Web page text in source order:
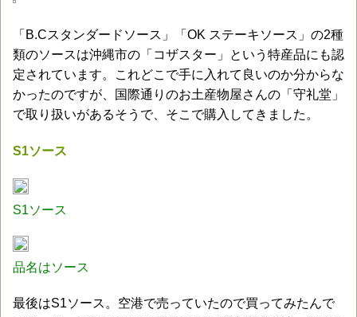
「B.Cスタンダードソース」「OK ステーキソース」の2種
類のソースは沖縄市の「コザスター」という特産品にも認
定されています。これどこで手に入れて良いのか分からな
かったのですが、国際通りのお土産物屋さんの「守礼堂」
で取り扱いがあるそうで、そこで購入してきました。
S1ソース
S1ソース
品名はソース
最後はS1ソース。空港で売っていたので買ってみたんで